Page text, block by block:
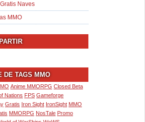
Naves
MMO
DE TAGS MMO
Anime MMORPG Closed Beta
Nations FPS Gameforge
Gratis Iron Sight IronSight MMO
MMORPG NosTale Promo